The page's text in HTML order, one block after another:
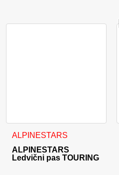
ALPINESTARS
ALPINESTARS
Ledvični pas TOURING
Ta izdelek ima več različic.